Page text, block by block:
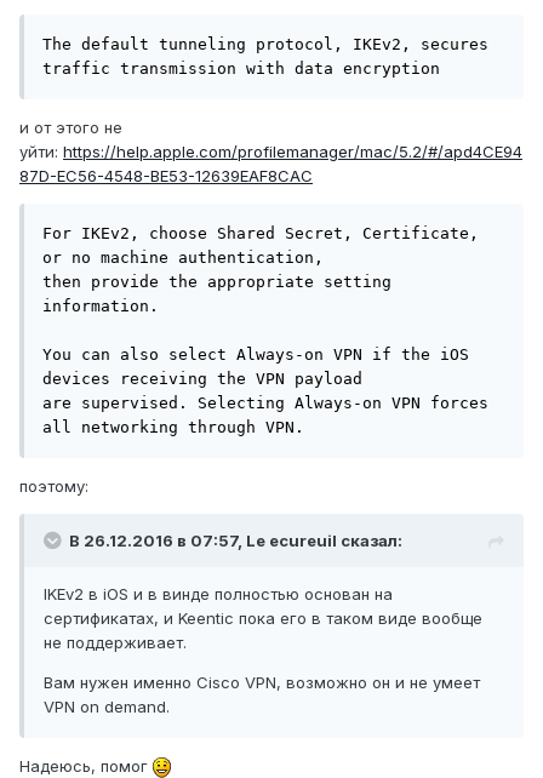
The default tunneling protocol, IKEv2, secures
traffic transmission with data encryption
и от этого не
уйти: https://help.apple.com/profilemanager/mac/5.2/#/apd4CE94
87D-EC56-4548-BE53-12639EAF8CAC
For IKEv2, choose Shared Secret, Certificate,
or no machine authentication,
then provide the appropriate setting
information.
You can also select Always-on VPN if the iOS
devices receiving the VPN payload
are supervised. Selecting Always-on VPN forces
all networking through VPN.
поэтому:
В 26.12.2016 в 07:57, Le ecureuil сказал:
IKEv2 в iOS и в винде полностью основан на
сертификатах, и Keentic пока его в таком виде вообще
не поддерживает.
Вам нужен именно Cisco VPN, возможно он и не умеет
VPN on demand.
Надеюсь, помог